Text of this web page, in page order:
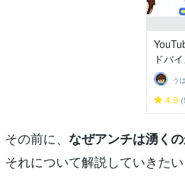
ドバ
4.9
その前に、 なぜアンチは湧くの
それについて解説していきたい